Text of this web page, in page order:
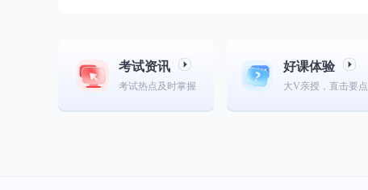
考试资讯
考试热点及时掌握
好课体验
大V亲授，直击要点